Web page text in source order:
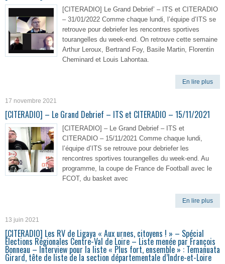
[CITERADIO] Le Grand Debrief’ – ITS et CITERADIO
– 31/01/2022 Comme chaque lundi, l’équipe d’ITS se
retrouve pour debriefer les rencontres sportives
tourangelles du week-end. On retrouve cette semaine
Arthur Leroux, Bertrand Foy, Basile Martin, Florentin
Cheminard et Louis Lahontaa.
En lire plus
17 novembre 2021
[CITERADIO] – Le Grand Debrief – ITS et CITERADIO – 15/11/2021
[CITERADIO] – Le Grand Debrief – ITS et
CITERADIO – 15/11/2021 Comme chaque lundi,
l’équipe d’ITS se retrouve pour debriefer les
rencontres sportives tourangelles du week-end. Au
programme, la coupe de France de Football avec le
FCOT, du basket avec
En lire plus
13 juin 2021
[CITERADIO] Les RV de Ligaya « Aux urnes, citoyens ! » – Spécial
Élections Régionales Centre-Val de Loire – Liste menée par François
Bonneau – Interview pour la liste « Plus fort, ensemble » : Temanuata
Girard, tête de liste de la section départementale d’Indre-et-Loire